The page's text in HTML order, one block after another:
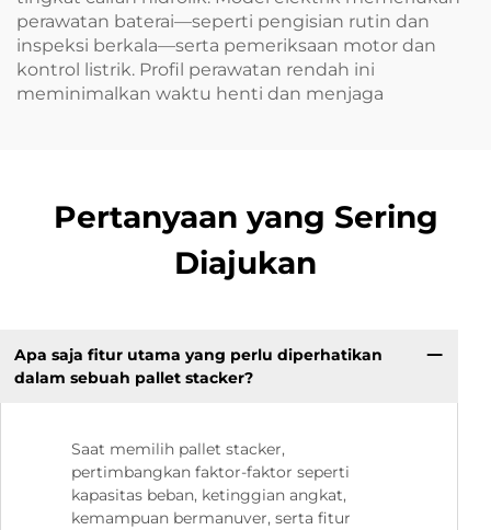
perawatan baterai—seperti pengisian rutin dan
inspeksi berkala—serta pemeriksaan motor dan
kontrol listrik. Profil perawatan rendah ini
meminimalkan waktu henti dan menjaga
Pertanyaan yang Sering
Diajukan
Apa saja fitur utama yang perlu diperhatikan
dalam sebuah pallet stacker?
Saat memilih pallet stacker,
pertimbangkan faktor-faktor seperti
kapasitas beban, ketinggian angkat,
kemampuan bermanuver, serta fitur